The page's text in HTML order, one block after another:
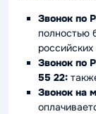
Звонок по
полностью
Звонок по
55 22:
Звонок на